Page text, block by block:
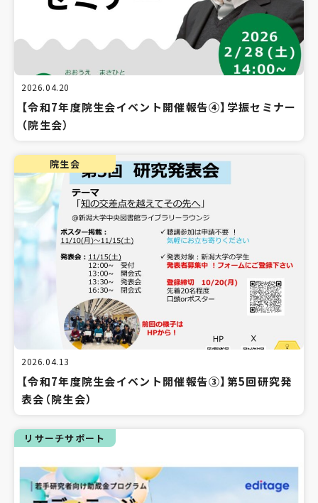
2026.04.20
【令和7年度院生会イベント開催報告④】学振セミナー
（院生会）
院生会
2026.04.13
【令和7年度院生会イベント開催報告③】第5回研究発
表会（院生会）
リサーチサポート